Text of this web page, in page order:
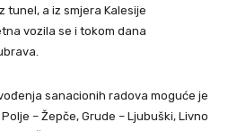
tunel, a iz smjera Kalesije
vozila se i tokom dana
sanacionih radova moguće je
– Žepče, Grude – Ljubuški, Livno